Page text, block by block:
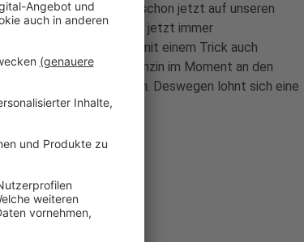
Trotzdem voll wird es schon jetzt auf unseren
die Stau-Hotspots ab jetzt immer
sich diesen Sommer mit einem Trick auch
ausgerechnet, dass Benzin im Moment an den
in den Orten und Städten. Deswegen lohnt sich eine
Autobahn geht.